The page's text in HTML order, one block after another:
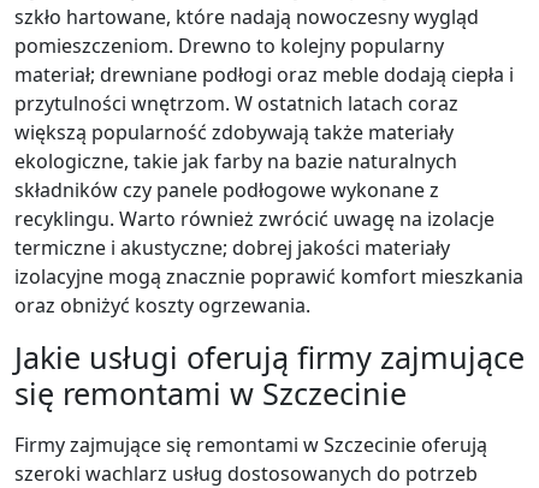
szkło hartowane, które nadają nowoczesny wygląd
pomieszczeniom. Drewno to kolejny popularny
materiał; drewniane podłogi oraz meble dodają ciepła i
przytulności wnętrzom. W ostatnich latach coraz
większą popularność zdobywają także materiały
ekologiczne, takie jak farby na bazie naturalnych
składników czy panele podłogowe wykonane z
recyklingu. Warto również zwrócić uwagę na izolacje
termiczne i akustyczne; dobrej jakości materiały
izolacyjne mogą znacznie poprawić komfort mieszkania
oraz obniżyć koszty ogrzewania.
Jakie usługi oferują firmy zajmujące
się remontami w Szczecinie
Firmy zajmujące się remontami w Szczecinie oferują
szeroki wachlarz usług dostosowanych do potrzeb